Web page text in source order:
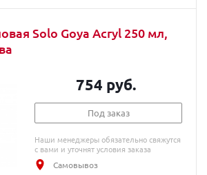
Solo Goya Acryl 250 мл,
754 руб.
Под заказ
Наши менеджеры обязательно свяжутся
с вами и уточнят условия заказа
Самовывоз